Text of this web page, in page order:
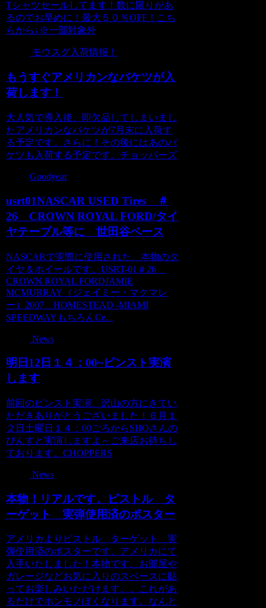
Tシャツセールしてます！数に限りがあ
るのでお早めに！最大５０％OFF！こち
らから↓※一部対象外
モウスグ入荷情報！
もうすぐアメリカンなバケツが入
荷します！
大人気で導入後、即欠品してしまいまし
たアメリカンなバケツが7月末に入荷す
る予定です。さらに！その後にはあのバ
ケツも入荷する予定です。チョッパーズ
Goodyear
usrt01NASCAR USED Tires ＃
26 CROWN ROYAL FORD/タイ
ヤテーブル等に 世田谷ベース
NASCARで実際に使用された、本物のタ
イヤ＆ホイールです。USRT-01＃26
CROWN ROYAL FORDJAMIE
MCMURRAY（ジェイミー・マクマレ
ー）2007 HOMESTEAD -MIAMI
SPEEDWAYもちろんCe...
News
明日12日１４：00~ピンスト実演
します
前回のピンスト実演、沢山の方にきてい
ただきありがとうございました！６月１
２日土曜日１４：00ごろからSHOさんの
ぴんすと実演しますよ～ご来店お待ちし
ております。CHOPPERS
News
本物！リアルです。ピストル タ
ーゲット 実弾使用済のポスター
アメリカよりピストル ターゲット 実
弾使用済のポスターです。アメリカにて
入手いたしました！本物です。お部屋や
ガレージなどお気に入りのスペースに貼
ってお楽しみいただけます。。これがあ
るだけでホンモノぽくなります。なんと